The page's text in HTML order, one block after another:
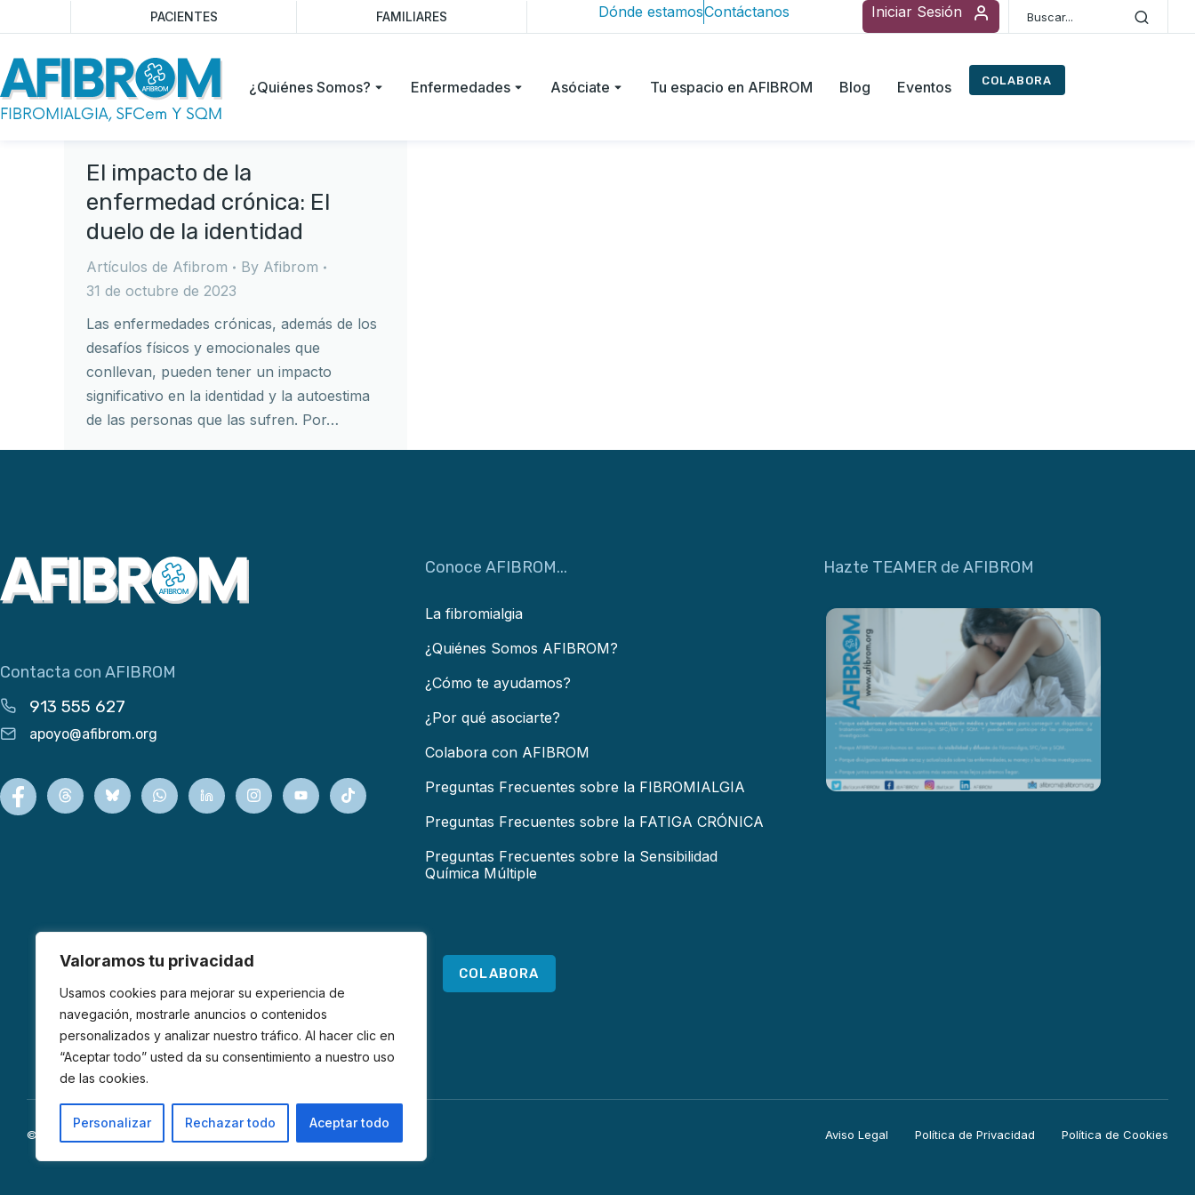
Valoramos tu privacidad
Usamos cookies para mejorar su experiencia de
navegación, mostrarle anuncios o contenidos
personalizados y analizar nuestro tráfico. Al hacer clic en
“Aceptar todo” usted da su consentimiento a nuestro uso
de las cookies.
Personalizar Rechazar todo Aceptar todo
PACIENTES FAMILIARES Dónde estamosContáctanos Iniciar Sesión
¿Quiénes Somos? Enfermedades Asóciate Tu espacio en AFIBROM Blog Eventos COLABORA
El impacto de la
enfermedad crónica: El
duelo de la identidad
Artículos de Afibrom By Afibrom
31 de octubre de 2023
Las enfermedades crónicas, además de los
desafíos físicos y emocionales que
conllevan, pueden tener un impacto
significativo en la identidad y la autoestima
de las personas que las sufren. Por…
Contacta con AFIBROM
913 555 627
apoyo@afibrom.org
Conoce AFIBROM...
La fibromialgia
¿Quiénes Somos AFIBROM?
¿Cómo te ayudamos?
¿Por qué asociarte?
Colabora con AFIBROM
Preguntas Frecuentes sobre la FIBROMIALGIA
Preguntas Frecuentes sobre la FATIGA CRÓNICA
Preguntas Frecuentes sobre la Sensibilidad
Química Múltiple
COLABORA
Hazte TEAMER de AFIBROM
© 2026 AFIBROM. Todos los derechos reservados. Aviso Legal Política de Privacidad Política de Cookies